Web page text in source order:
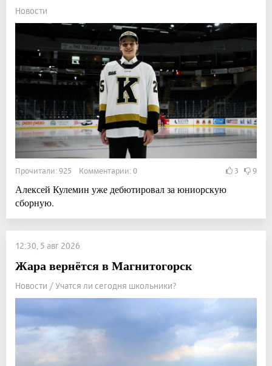
Новости
Прочитали: 925 Комментарии: 0 3 9
Алексей Кулемин уже дебютировал за юниорскую
сборную.
12:30, 5 авг 2026
Жара вернётся в Магнитогорск
Новости / Учатся ли сегодня школьники?